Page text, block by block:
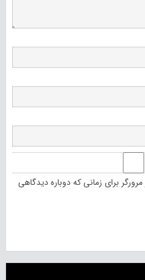
برای زمانی که دوباره دیدگاهی